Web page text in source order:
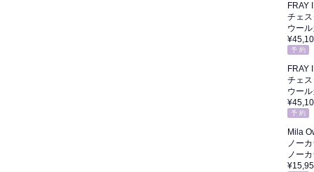
FRAY
チェ
ウー
予 約
FRAY
チェ
ウー
予 約
Mila
ノー
ノー